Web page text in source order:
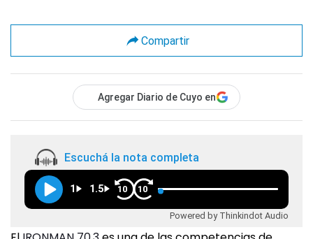
Compartir
Agregar Diario de Cuyo en
Escuchá la nota completa
1 1.5 10 10
Powered by Thinkindot Audio